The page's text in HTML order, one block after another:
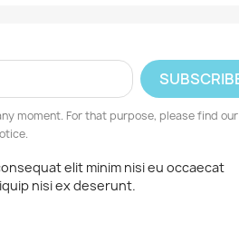
moment. For that purpose, please find our
elit minim nisi eu occaecat
nisi ex deserunt.